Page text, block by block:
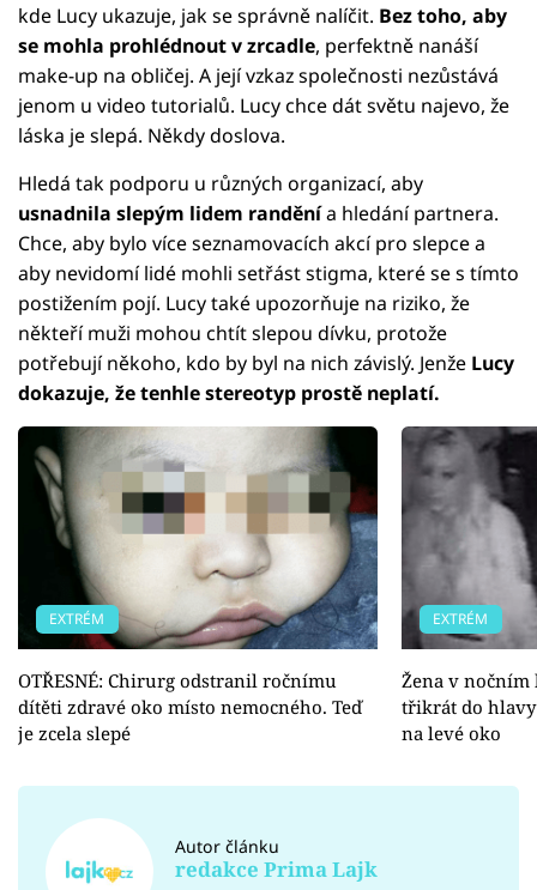
kde Lucy ukazuje, jak se správně nalíčit. Bez toho, aby
se mohla prohlédnout v zrcadle, perfektně nanáší
make-up na obličej. A její vzkaz společnosti nezůstává
jenom u video tutorialů. Lucy chce dát světu najevo, že
láska je slepá. Někdy doslova.
Hledá tak podporu u různých organizací, aby
usnadnila slepým lidem randěnía hledání partnera.
Chce, aby bylo více seznamovacích akcí pro slepce a
aby nevidomí lidé mohli setřást stigma, které se s tímto
postižením pojí. Lucy také upozorňuje na riziko, že
někteří muži mohou chtít slepou dívku, protože
potřebují někoho, kdo by byl na nich závislý. Jenže Lucy
dokazuje, že tenhle stereotyp prostě neplatí.
EXTRÉM
OTŘESNÉ: Chirurg odstranil ročnímu
dítěti zdravé oko místo nemocného. Teď
je zcela slepé
EXTRÉM
Žena v
třikrát do hlavy
na levé oko
Autor článku
redakce Prima Lajk